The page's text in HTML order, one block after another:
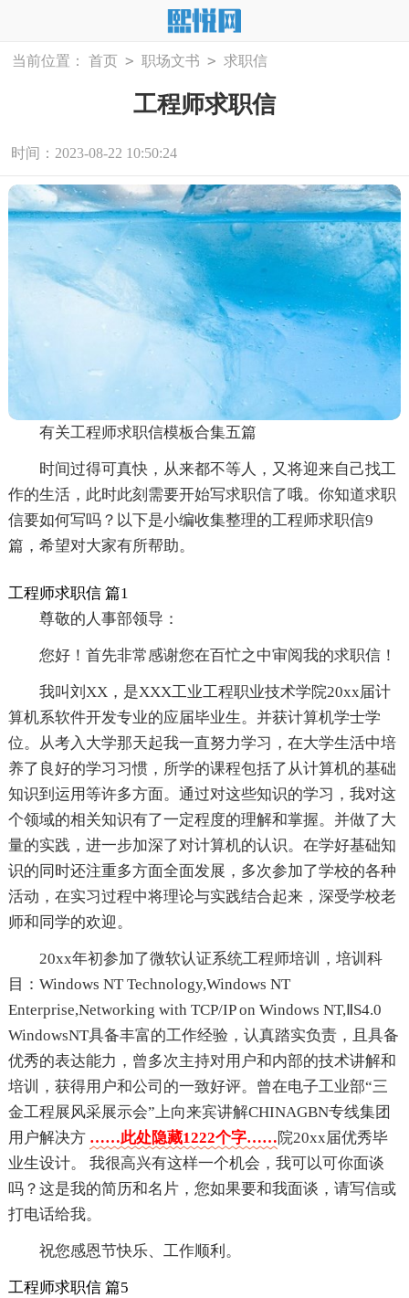
当前位置： 首页 > 职场文书 > 求职信
工程师求职信
时间：2023-08-22 10:50:24
有关工程师求职信模板合集五篇
时间过得可真快，从来都不等人，又将迎来自己找工
作的生活，此时此刻需要开始写求职信了哦。你知道求职
信要如何写吗？以下是小编收集整理的工程师求职信9
篇，希望对大家有所帮助。
工程师求职信 篇1
尊敬的人事部领导：
您好！首先非常感谢您在百忙之中审阅我的求职信！
我叫刘XX，是XXX工业工程职业技术学院20xx届计
算机系软件开发专业的应届毕业生。并获计算机学士学
位。从考入大学那天起我一直努力学习，在大学生活中培
养了良好的学习习惯，所学的课程包括了从计算机的基础
知识到运用等许多方面。通过对这些知识的学习，我对这
个领域的相关知识有了一定程度的理解和掌握。并做了大
量的实践，进一步加深了对计算机的认识。在学好基础知
识的同时还注重多方面全面发展，多次参加了学校的各种
活动，在实习过程中将理论与实践结合起来，深受学校老
师和同学的欢迎。
20xx年初参加了微软认证系统工程师培训，培训科
目：Windows NT Technology,Windows NT
Enterprise,Networking with TCP/IP on Windows NT,ⅡS4.0
WindowsNT具备丰富的工作经验，认真踏实负责，且具备
优秀的表达能力，曾多次主持对用户和内部的技术讲解和
培训，获得用户和公司的一致好评。曾在电子工业部“三
金工程展风采展示会”上向来宾讲解CHINAGBN专线集团
用户解决方 ……此处隐藏1222个字……院20xx届优秀毕
业生设计。 我很高兴有这样一个机会，我可以可你面谈
吗？这是我的简历和名片，您如果要和我面谈，请写信或
打电话给我。
祝您感恩节快乐、工作顺利。
工程师求职信 篇5